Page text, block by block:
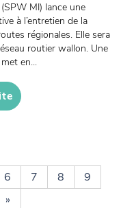
MI) lance une
à l’entretien de la
régionales. Elle sera
routier wallon. Une
en...
6 7 8
9
»